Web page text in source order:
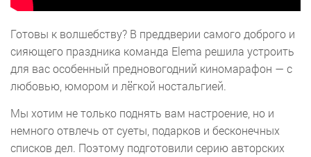
Готовы к волшебству? В преддверии самого доброго и
сияющего праздника команда Elema решила устроить
для вас особенный предновогодний киномарафон — с
любовью, юмором и лёгкой ностальгией.
Мы хотим не только поднять вам настроение, но и
немного отвлечь от суеты, подарков и бесконечных
списков дел. Поэтому подготовили серию авторских